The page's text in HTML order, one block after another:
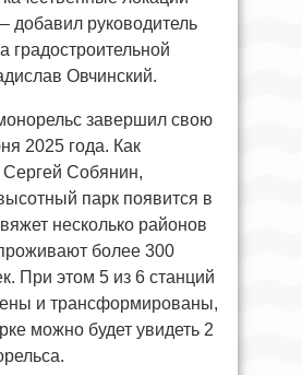
добавил руководитель
градостроительной
Овчинский.
завершил свою
2025 года. Как
Сергей Собянин,
парк появится в
несколько районов
более 300
При этом 5 из 6 станций
и трансформированы,
можно будет увидеть 2